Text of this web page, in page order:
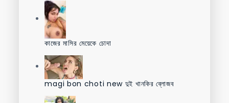
কাজের মাসির মেয়েকে চোদা
magi bon choti new দুই খানকির ব্লোজব